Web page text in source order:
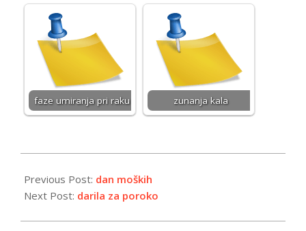
faze umiranja pri raku zunanja kala
04-
15
Previous Post: dan moških
Next Post: darila za poroko